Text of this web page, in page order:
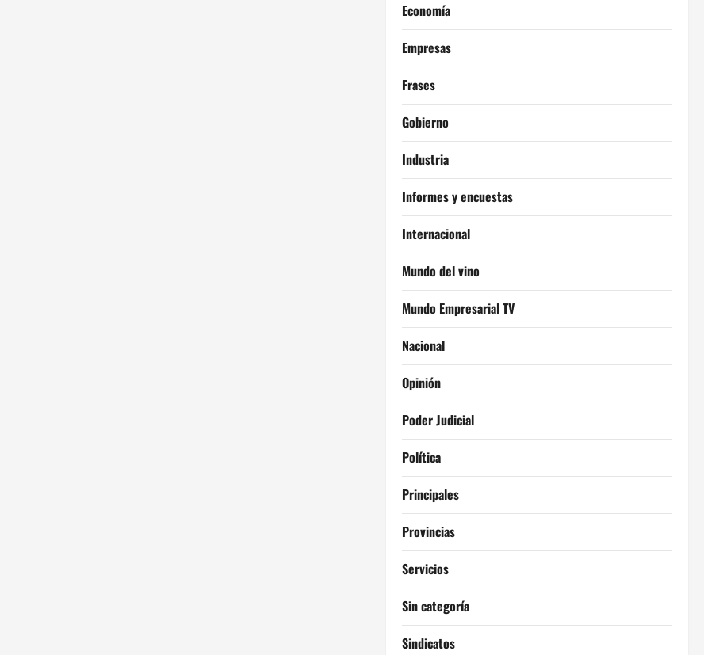
Economía
Empresas
Frases
Gobierno
Industria
Informes y encuestas
Internacional
Mundo del vino
Mundo Empresarial TV
Nacional
Opinión
Poder Judicial
Política
Principales
Provincias
Servicios
Sin categoría
Sindicatos